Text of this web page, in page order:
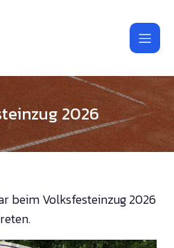
2026
beim Volksfesteinzug 2026